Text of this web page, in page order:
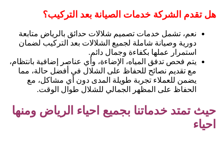
هل تقدم الشركة خدمات الصيانة بعد التركيب؟
نعم، تشمل خدمات تصميم شلالات حدائق بالرياض متابعة
دورية وصيانة شاملة لجميع الشلالات بعد التركيب لضمان
استمرار عملها بكفاءة وجمال دائم.
يتم فحص تدفق المياه، الإضاءة، وأي عناصر إضافية بانتظام،
مع تقديم نصائح للحفاظ على الشلال في أفضل حالة، مما
يضمن للعملاء تجربة طويلة المدى دون أي مشاكل، مع
الحفاظ على المظهر الجمالي للشلال طوال الوقت.
حيث تمتد خدماتنا بجميع احياء الرياض ومنها
احياء